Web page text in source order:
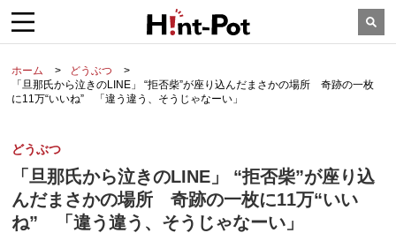
ホーム
どうぶつ
「旦那氏から泣きのLINE」 “拒否柴”が座り込んだまさかの場所 奇跡の一枚
に11万“いいね” 「違う違う、そうじゃなーい」
どうぶつ
「旦那氏から泣きのLINE」 “拒否柴”が座り込
んだまさかの場所 奇跡の一枚に11万“いい
ね” 「違う違う、そうじゃなーい」